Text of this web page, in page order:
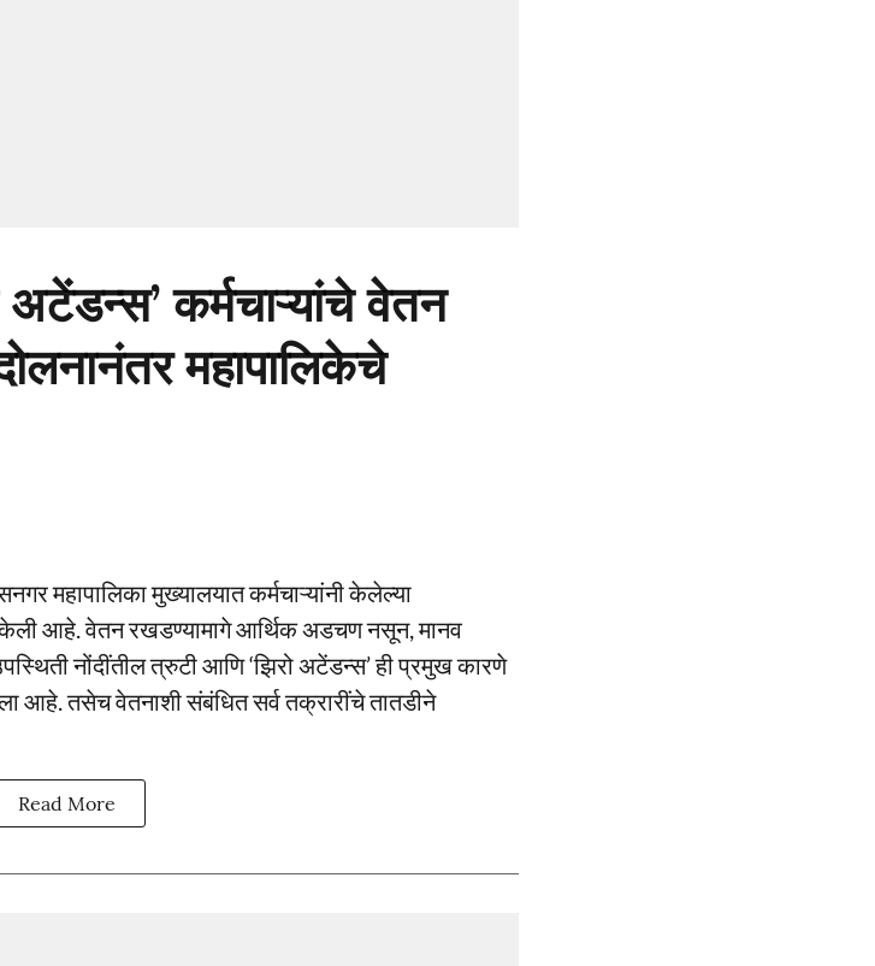
कर्मचाऱ्यांचे वेतन
महापालिकेचे
महापालिका मुख्यालयात कर्मचाऱ्यांनी केलेल्या
आहे. वेतन रखडण्यामागे आर्थिक अडचण नसून, मानव
नोंदींतील त्रुटी आणि ‘झिरो अटेंडन्स’ ही प्रमुख कारणे
आहे. तसेच वेतनाशी संबंधित सर्व तक्रारींचे तातडीने
Read More